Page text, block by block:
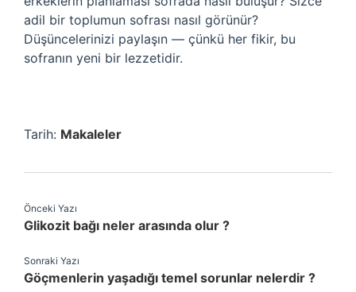
adil bir toplumun sofrası nasıl görünür?
Düşüncelerinizi paylaşın — çünkü her fikir, bu
sofranın yeni bir lezzetidir.
Tarih: Makaleler
Önceki Yazı
Glikozit bağı neler arasında olur ?
Sonraki Yazı
Göçmenlerin yaşadığı temel sorunlar nelerdir ?